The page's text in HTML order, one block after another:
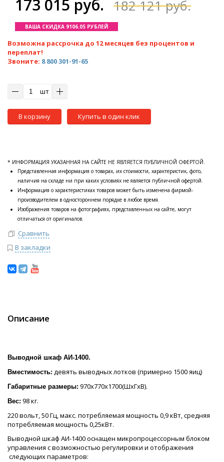
173 015 руб. 182 121 руб.
ВАША СКИДКА 9106.05 РУБЛЕЙ
Возможна рассрочка до 12 месяцев без процентов и
переплат!
Звоните: 8 800 301-91-65
шт
В корзину Купить в один клик
* ИНФОРМАЦИЯ УКАЗАННАЯ НА САЙТЕ НЕ ЯВЛЯЕТСЯ ПУБЛИЧНОЙ ОФЕРТОЙ.
Представленная информация о товарах, их стоимости, характеристик, фото,
наличия на складе ни при каких условиях не является публичной офертой.
Информация о характеристиках товаров может быть изменена фирмой-
производителем в одностороннем порядке в любое время.
Изображения товаров на фотографиях, представленных на сайте, могут
отличаться от оригиналов.
Сравнить
В закладки
Описание
Выводной шкаф АИ-1400.
Вместимость: девять выводных лотков (примерно 1500 яиц)
Габаритные размеры: 970х770х1700(ШхГхВ).
Вес: 98 кг.
220 вольт, 50 Гц, макс. потребляемая мощность 0,9 кВт, средняя
потребляемая мощность 0,25кВт.
Выводной шкаф АИ-1400 оснащен микропроцессорным блоком
управления с возможностью регулировки и отображения
следующих параметров: